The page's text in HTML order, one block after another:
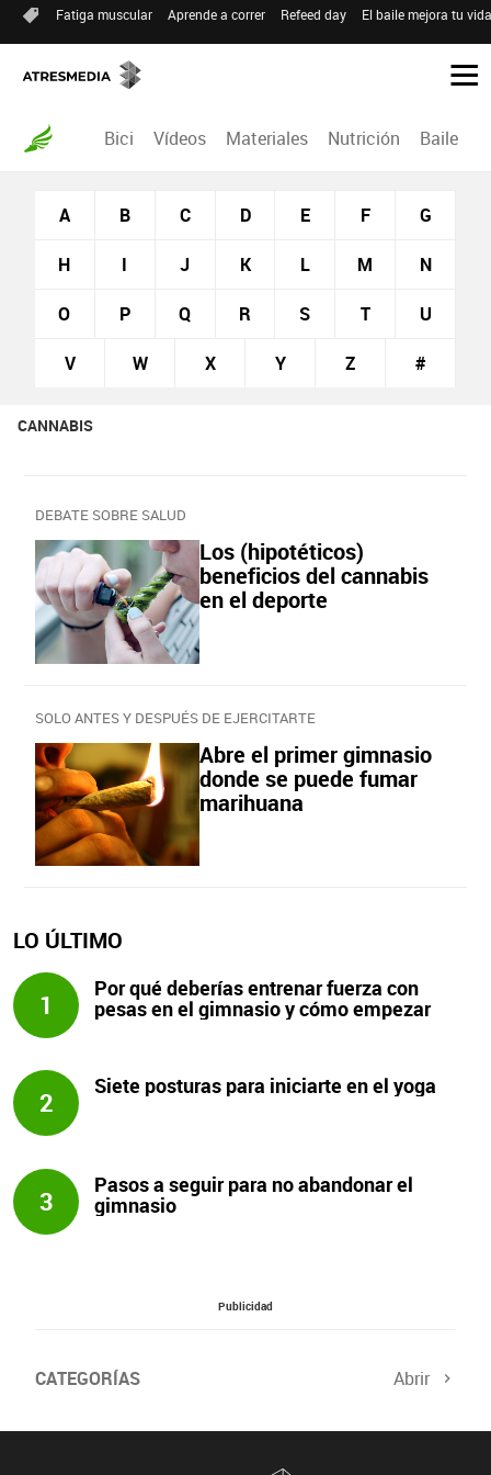
Fatiga muscular Aprende a correr Refeed day El baile mejora tu
Bici Vídeos Materiales Nutrición Baile
A B C D E F G
H I J K L M N
O P Q R S T U
V W X Y Z #
CANNABIS
DEBATE SOBRE SALUD
Los (hipotéticos)
beneficios del cannabis
en el deporte
SOLO ANTES Y DESPUÉS DE EJERCITARTE
Abre el primer gimnasio
donde se puede fumar
marihuana
LO ÚLTIMO
1
Por qué deberías entrenar fuerza con
pesas en el gimnasio y cómo empezar
2
Siete posturas para iniciarte en el yoga
3
Pasos a seguir para no abandonar el
gimnasio
Publicidad
CATEGORÍAS Abrir
Salud sexual El tiempo Viajes y planes